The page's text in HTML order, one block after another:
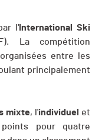
l' International Ski
La compétition
entre les
principalement
mixte, l'individuel et
pour quatre